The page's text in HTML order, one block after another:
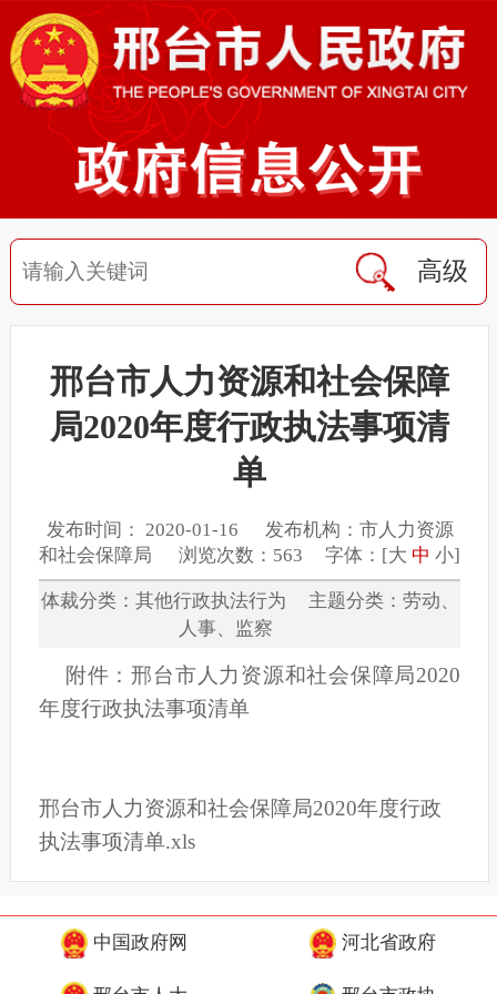
高级
邢台市人力资源和社会保障
局2020年度行政执法事项清
单
发布时间： 2020-01-16 发布机构：市人力资源
和社会保障局 浏览次数：563 字体：[大 中 小]
体裁分类：其他行政执法行为 主题分类：劳动、
人事、监察
附件：邢台市人力资源和社会保障局2020
年度行政执法事项清单
邢台市人力资源和社会保障局2020年度行政
执法事项清单.xls
中国政府网 河北省政府